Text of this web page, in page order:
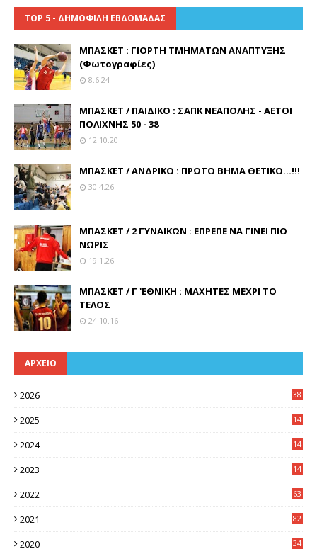
TOP 5 - ΔΗΜΟΦΙΛΗ ΕΒΔΟΜΑΔΑΣ
ΜΠΑΣΚΕΤ : ΓΙΟΡΤΗ ΤΜΗΜΑΤΩΝ ΑΝΑΠΤΥΞΗΣ
(Φωτογραφίες)
8.6.24
ΜΠΑΣΚΕΤ / ΠΑΙΔΙΚΟ : ΣΑΠΚ ΝΕΑΠΟΛΗΣ - ΑΕΤΟΙ
ΠΟΛΙΧΝΗΣ 50 - 38
12.10.20
ΜΠΑΣΚΕΤ / ΑΝΔΡΙΚΟ : ΠΡΩΤΟ ΒΗΜΑ ΘΕΤΙΚΟ...!!!
30.4.26
ΜΠΑΣΚΕΤ / 2 ΓΥΝΑΙΚΩΝ : ΕΠΡΕΠΕ ΝΑ ΓΙΝΕΙ ΠΙΟ
ΝΩΡΙΣ
19.1.26
ΜΠΑΣΚΕΤ / Γ 'ΕΘΝΙΚΗ : ΜΑΧΗΤΕΣ ΜΕΧΡΙ ΤΟ
ΤΕΛΟΣ
24.10.16
ΑΡΧΕΙΟ
2026 38
2025
14
2024
14
2023
14
2022 63
2021 82
2020 34